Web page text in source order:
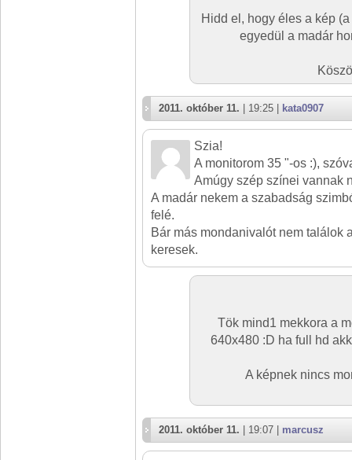
Hidd el, hogy éles a kép
egyedül a madár
2011. október 11. | 19:25 | kata0907
Szia!
A monitorom 35 "-os :),
Amúgy szép színei vannak
A madár nekem a szabadság
felé.
Bár más mondanivalót nem találok
keresek.
Tök mind1 mekkora a
640x480 :D ha full hd
A képnek nincs
2011. október 11. | 19:07 | marcusz